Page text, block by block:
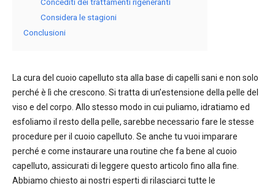
Considera le stagioni
Conclusioni
La cura del cuoio capelluto sta alla base di capelli sani e non solo
perché è lì che crescono. Si tratta di un’estensione della pelle del
viso e del corpo. Allo stesso modo in cui puliamo, idratiamo ed
esfoliamo il resto della pelle, sarebbe necessario fare le stesse
procedure per il cuoio capelluto. Se anche tu vuoi imparare
perché e come instaurare una routine che fa bene al cuoio
capelluto, assicurati di leggere questo articolo fino alla fine.
Abbiamo chiesto ai nostri esperti di rilasciarci tutte le